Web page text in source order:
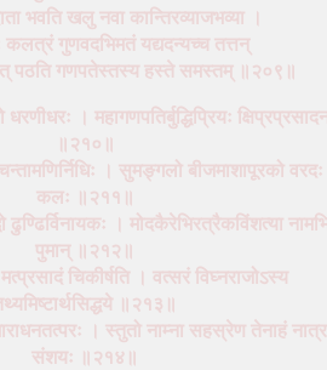
भवति खलु नवा कान्तिरव्याजभव्या ।
कलत्रं गुणवदभिमतं यद्यदन्यच्च तत्तन्
पठति गणपतेस्तस्य हस्ते समस्तम् ॥२०९॥
। महागणपतिर्बुद्धिप्रियः
॥२१०॥
। सुमङ्गलो बीजमाशापूरको वरदः
कलः ॥२११॥
ढुण्ढिर्विनायकः । मोदकैरेभिरत्रैकविंशत्या
पुमान् ॥२१२॥
चिकीर्षति । वत्सरं विघ्नराजोऽस्य
॥२१३॥
। स्तुतो नाम्ना सहस्रेण तेनाहं नात्र
संशयः ॥२१४॥